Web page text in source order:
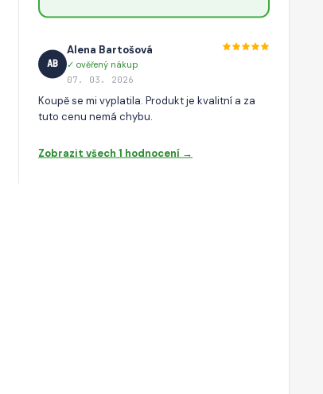
AB
Alena Bartošová
✓ ověřený nákup
07. 03. 2026
Koupě se mi vyplatila. Produkt je kvalitní a za
tuto cenu nemá chybu.
Zobrazit všech 1 hodnocení →